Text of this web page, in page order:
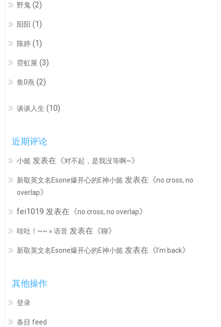
野鬼 (2)
阳阳 (1)
陈婷 (1)
霓虹展 (3)
鱼0燕 (2)
谈谈人生 (10)
近期评论
小懿 发表在《对不起，是我没等啊~》
新取英文名Esone爆开心的E神小懿 发表在《no cross, no
overlap》
fei1019 发表在《no cross, no overlap》
哇吐！~~ » 语音 发表在《聊》
新取英文名Esone爆开心的E神小懿 发表在《 I’m back》
其他操作
登录
条目 feed